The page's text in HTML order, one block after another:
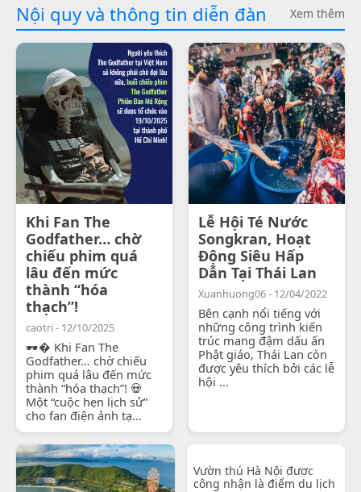
Nội quy và thông tin diễn đàn Xem thêm
Khi Fan The
Godfather… chờ
chiếu phim quá
lâu đến mức
thành “hóa
thạch”!
caotri - 12/10/2025
🕶� Khi Fan The
Godfather… chờ chiếu
phim quá lâu đến mức
thành “hóa thạch”! 💀
Một “cuộc hẹn lịch sử”
cho fan điện ảnh tạ...
Lễ Hội Té Nước
Songkran, Hoạt
Động Siêu Hấp
Dẫn Tại Thái Lan
Xuanhuong06 - 12/04/2022
Bên cạnh nổi tiếng với
những công trình kiến
trúc mang đậm dấu ấn
Phật giáo, Thái Lan còn
được yêu thích bởi các lễ
hội ...
Vườn thú Hà Nội được
công nhận là điểm du lịch